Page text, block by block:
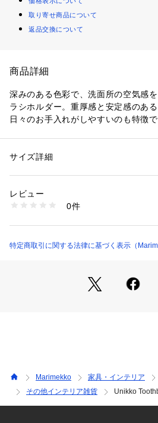
取り寄せ商品について
返品交換について
商品詳細
深みのある色彩で、洗面所の空気感
ラシホルダー。重厚感と安定感のあ
日々のお手入れがしやすいのも特徴
性別：レディース
貨
生産国：ポルトガル製
1100200000292
サイズ詳細
レビュー
0件
特定商取引に関する法律に基づく表示（
Marimekko 家具・インテリア
その他インテリア雑貨
Unikko